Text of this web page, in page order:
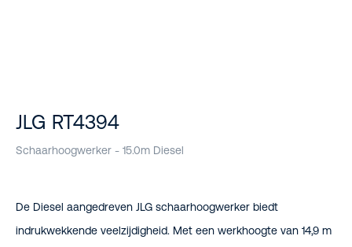
JLG RT4394
Schaarhoogwerker - 15.0m Diesel
De Diesel aangedreven JLG schaarhoogwerker biedt
indrukwekkende veelzijdigheid. Met een werkhoogte van 14,9 m